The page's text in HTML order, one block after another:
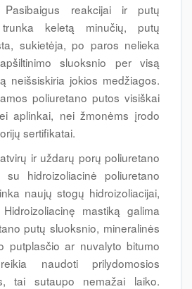
reakcijai ir putų
keletą minučių, putų
sukietėja, po paros nelieka
sluoksnio per visą
neišsiskiria jokios medžiagos.
poliuretano putos visiškai
aplinkai, nei žmonėms įrodo
sertifikatai.
ir uždarų porų poliuretano
hidroizoliacinė poliuretano
naujų stogų hidroizoliacijai,
mastiką galima
putų sluoksnio, mineralinės
putplasčio ar nuvalyto bitumo
naudoti prilydomosios
tai sutaupo nemažai laiko.